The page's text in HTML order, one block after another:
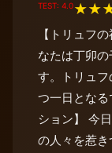
TEST: 4.0★★
【トリュフ
なたは丁卯
す。トリュ
つ一日とな
ション】 今
の人々を惹